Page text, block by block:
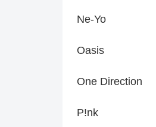
Ne-Yo
Oasis
One Direction
P!nk